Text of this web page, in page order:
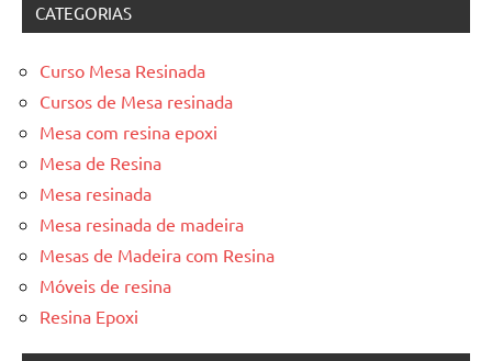
CATEGORIAS
Curso Mesa Resinada
Cursos de Mesa resinada
Mesa com resina epoxi
Mesa de Resina
Mesa resinada
Mesa resinada de madeira
Mesas de Madeira com Resina
Móveis de resina
Resina Epoxi